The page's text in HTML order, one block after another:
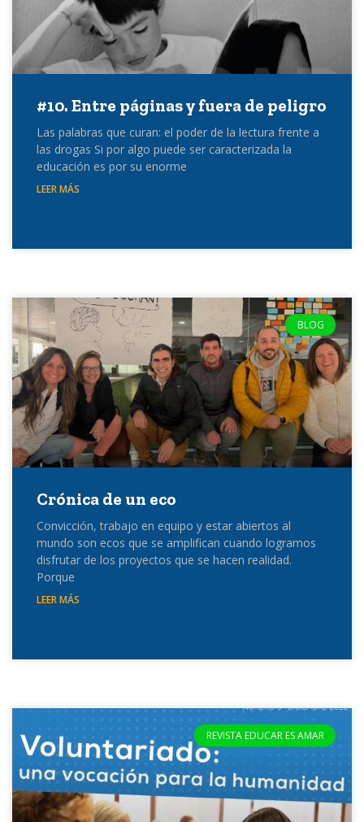
#10. Entre páginas y fuera de peligro
Las palabras que curan: el poder de la lectura frente a
las drogas Si por algo puede ser caracterizada la
educación es por su enorme
LEER MÁS
BLOG
Crónica de un eco
Convicción, trabajo en equipo y estar abiertos al
mundo son ecos que se amplifican cuando logramos
disfrutar de los proyectos que se hacen realidad.
Porque
LEER MÁS
REVISTA EDUCAR ES AMAR